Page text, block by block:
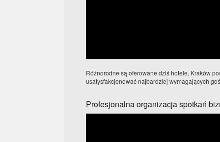
Różnorodne są oferowane dziś hotele, Kraków
usatysfakcjonować najbardziej wymagających
Profesjonalna organizacja spotkań